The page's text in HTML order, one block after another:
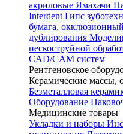
акриловые Ямахачи
Interdent Гипс
бумага,
дублирования
пескоструйной
CAD/CAM систем
Рентгеновское
Керамические массы,
Безметалловая
Оборудование
Медицинские товары
Укладки и наборы